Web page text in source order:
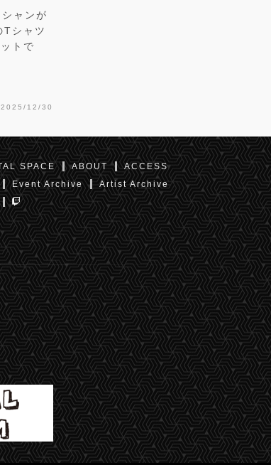
ャンが
シャツ
トで
12/30
SPACE ABOUT
ACCESS
Event Archive
Artist Archive